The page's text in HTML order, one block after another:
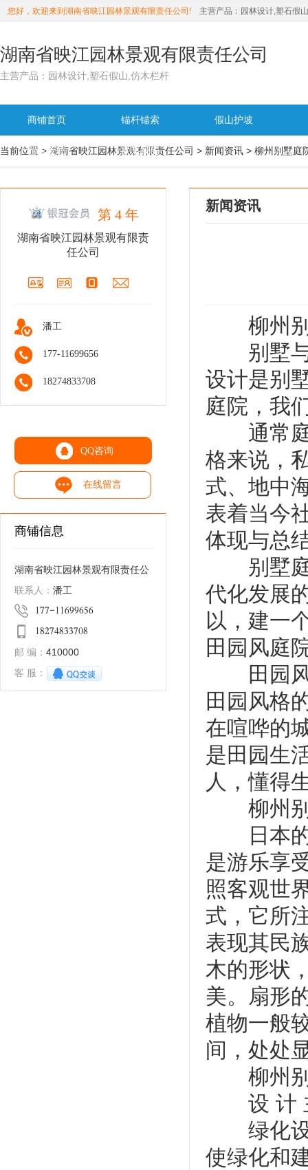
您好，欢迎来到湖南省映江园林景观有限责任公司! 主营产品： 园林设计,塑石假
湖南省映江园林景观有限责任公司
主营产品：园林设计,塑石假山,仿木栏杆
详细地址：
商铺首页 锚杆锚索 假山护坡
留言反馈 联系我们
当前位置 > 湖南省映江园林景观有限责任公司 > 新闻资讯 > 柳州别墅庭
第 4 年
湖南省映江园林景观有限责
任公司
潘工
177-11699656
18274833708
QQ咨询
在线留言
商铺信息
湖南省映江园林景观有限责任公
司
联系人： 潘工
𐁡𐁧𐁧𐁪𐁡𐁡𐁣𐁦𐁦𐁣𐁥𐁣
𐁡𐁢𐁤𐁧𐁫𐁢𐁩𐁩𐁧𐁨𐁢
邮 编： 410000
客 服：
新闻资讯
柳州别
别墅与
设计是别
庭院，我
通常庭
格来说，
式、地中
表着当今
体现与总
别墅庭
代化发展
以，建一
田园风庭
田园风
田园风格
在喧哗的
是田园生
人，懂得
柳州别
日本的
是游乐享
照客观世
式，它所
表现其民
木的形状
美。扇形
植物一般
间，处处
柳州别
设 计
绿化设
使绿化和